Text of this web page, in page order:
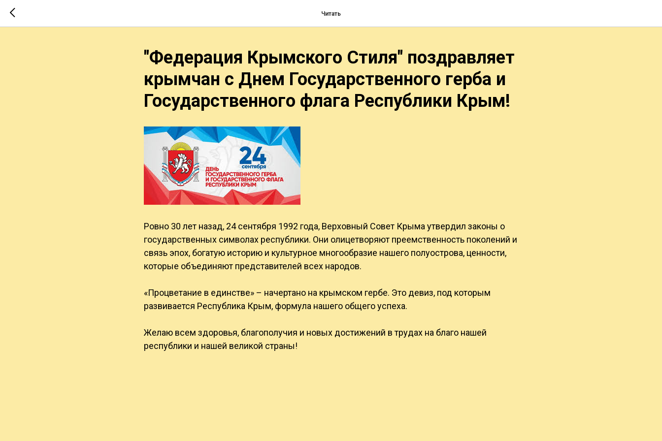
Читать
"Федерация Крымского Стиля" поздравляет
крымчан с Днем Государственного герба и
Государственного флага Республики Крым!
Ровно 30 лет назад, 24 сентября 1992 года, Верховный Совет Крыма утвердил законы о
государственных символах республики. Они олицетворяют преемственность поколений и
связь эпох, богатую историю и культурное многообразие нашего полуострова, ценности,
которые объединяют представителей всех народов.
«Процветание в единстве» – начертано на крымском гербе. Это девиз, под которым
развивается Республика Крым, формула нашего общего успеха.
Желаю всем здоровья, благополучия и новых достижений в трудах на благо нашей
республики и нашей великой страны!